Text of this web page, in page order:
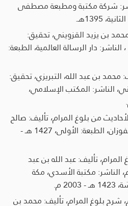
شركة مكتبة ومطبعة مصطفى
1395هـ.
بن يزيد القزويني، تحقيق:
دار الرسالة العالمية، الطبعة:
محمد بن عبد الله، التبريزي، تحقيق:
الناشر: المكتب الإسلامي،
من بلوغ المرام، تأليف: صالح
بن فوزان بن عبد الله الفوزان، الطبعة: الأولى، 1427 هـ -
تأليف: عبد الله بن عبد
الناشر: مكتبة الأسدي، مكة
م.
شرح بلوغ المرام، تأليف: محمد بن